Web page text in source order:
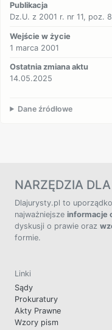
Publikacja
Dz.U. z 2001 r. nr 11, poz.
Wejście w życie
1 marca 2001
Ostatnia zmiana aktu
14.05.2025
Dane źródłowe
NARZĘDZIA
Dlajurysty.pl to
najważniejsze informacje
dyskusji o prawie oraz
formie.
Linki
Sądy
Prokuratury
Akty Prawne
Wzory pism